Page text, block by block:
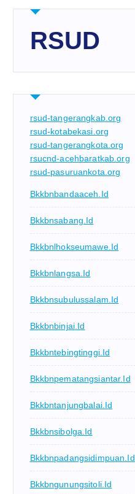
RSUD
rsud-tangerangkab.org
rsud-kotabekasi.org
rsud-tangerangkota.org
rsucnd-acehbaratkab.org
rsud-pasuruankota.org
Bkkbnbandaaceh.id
Bkkbnsabang.id
Bkkbnlhokseumawe.id
Bkkbnlangsa.id
Bkkbnsubulussalam.id
Bkkbnbinjai.id
Bkkbntebingtinggi.id
Bkkbnpematangsiantar.id
Bkkbntanjungbalai.id
Bkkbnsibolga.id
Bkkbnpadangsidimpuan.id
Bkkbngunungsitoli.id